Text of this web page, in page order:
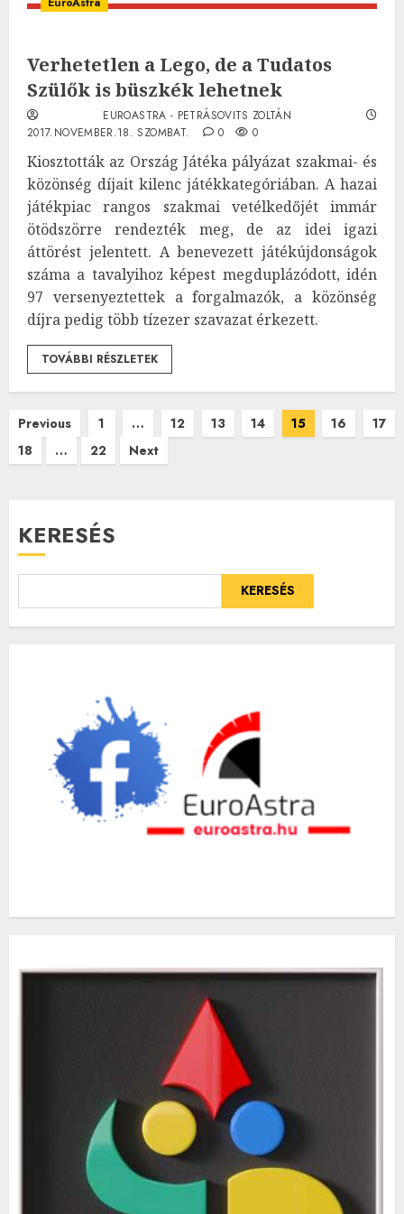
Verhetetlen a Lego, de a Tudatos
Szülők is büszkék lehetnek
EUROASTRA - PETRÁSOVITS ZOLTÁN
2017.NOVEMBER.18. SZOMBAT.
0 0
Kiosztották az Ország Játéka pályázat szakmai- és
közönség díjait kilenc játékkategóriában. A hazai
játékpiac rangos szakmai vetélkedőjét immár
ötödszörre rendezték meg, de az idei igazi
áttörést jelentett. A benevezett játékújdonságok
száma a tavalyihoz képest megduplázódott, idén
97 versenyeztettek a forgalmazók, a közönség
díjra pedig több tízezer szavazat érkezett.
TOVÁBBI RÉSZLETEK
Bejegyzések
lapozása
Previous 1 … 12 13 14 15 16
17
18
… 22 Next
KERESÉS
KERESÉS